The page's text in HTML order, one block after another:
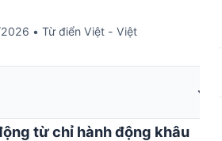
• Từ điển Việt - Việt
từ chỉ hành động khâu